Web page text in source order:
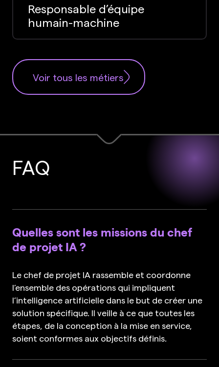
Responsable d’équipe
humain-machine
Voir tous les métiers
FAQ
Quelles sont les missions du chef
de projet IA ?
Le chef de projet IA rassemble et coordonne
l’ensemble des opérations qui impliquent
l’intelligence artificielle dans le but de créer une
solution spécifique. Il veille à ce que toutes les
étapes, de la conception à la mise en service,
soient conformes aux objectifs définis.